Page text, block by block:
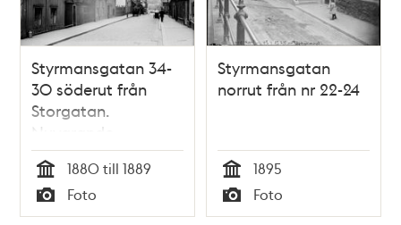
Styrmansgatan 34-
30 söderut från
Storgatan.
Nuvarande
Styrmansgatan 24-
20
Tid
1880 till 1889
Typ
Foto
Styrmansgatan
norrut från nr 22-24
Tid
1895
Typ
Foto